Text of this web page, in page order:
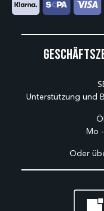
Unterstützung und
Mo
Oder